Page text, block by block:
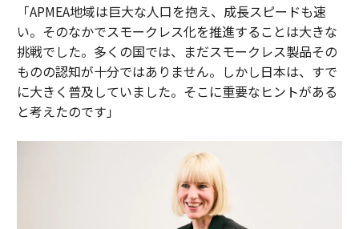
「APMEA地域は巨大な人口を抱え、成長スピードも速
い。そのなかでスモークレス化を推進することは大きな
挑戦でした。多くの国では、まだスモークレス製品その
ものの認知が十分ではありません。しかし日本は、すで
に大きく普及していました。そこに重要なヒントがある
と考えたのです」